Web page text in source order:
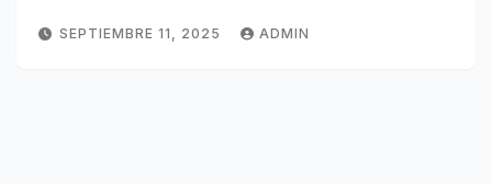
SEPTIEMBRE 11, 2025 ADMIN